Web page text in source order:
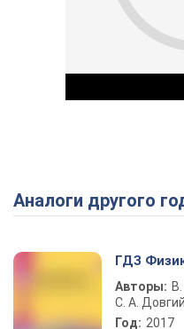
Аналоги другого
ГДЗ
Авторы:
С. А. Довгий
Год: 2017